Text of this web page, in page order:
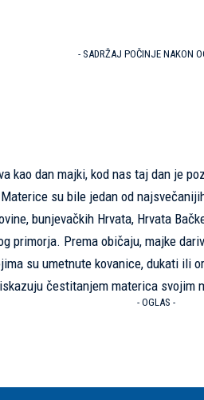
- SADRŽAJ POČINJE NAKON
kao dan majki, kod nas taj dan je
su bile jedan od
bunjevačkih Hrvata, Hrvata
primorja. Prema običaju, majke
su umetnute kovanice, dukati ili
čestitanjem materica svojim
- OGLAS -